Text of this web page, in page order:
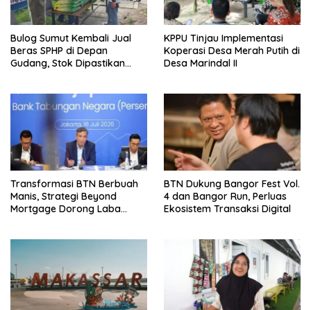
Bulog Sumut Kembali Jual
Beras SPHP di Depan
Gudang, Stok Dipastikan
KPPU Tinjau Implementasi
Koperasi Desa Merah Putih di
Desa Marindal II
Transformasi BTN Berbuah
Manis, Strategi Beyond
Mortgage Dorong Laba
BTN Dukung Bangor Fest Vol.
4 dan Bangor Run, Perluas
Ekosistem Transaksi Digital